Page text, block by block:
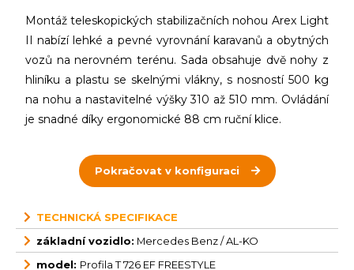
Montáž teleskopických stabilizačních nohou Arex Light
II nabízí lehké a pevné vyrovnání karavanů a obytných
vozů na nerovném terénu. Sada obsahuje dvě nohy z
hliníku a plastu se skelnými vlákny, s nosností 500 kg
na nohu a nastavitelné výšky 310 až 510 mm. Ovládání
je snadné díky ergonomické 88 cm ruční klice.
Pokračovat v konfiguraci
TECHNICKÁ SPECIFIKACE
základní vozidlo: Mercedes Benz / AL-KO
model: Profila T 726 EF FREESTYLE